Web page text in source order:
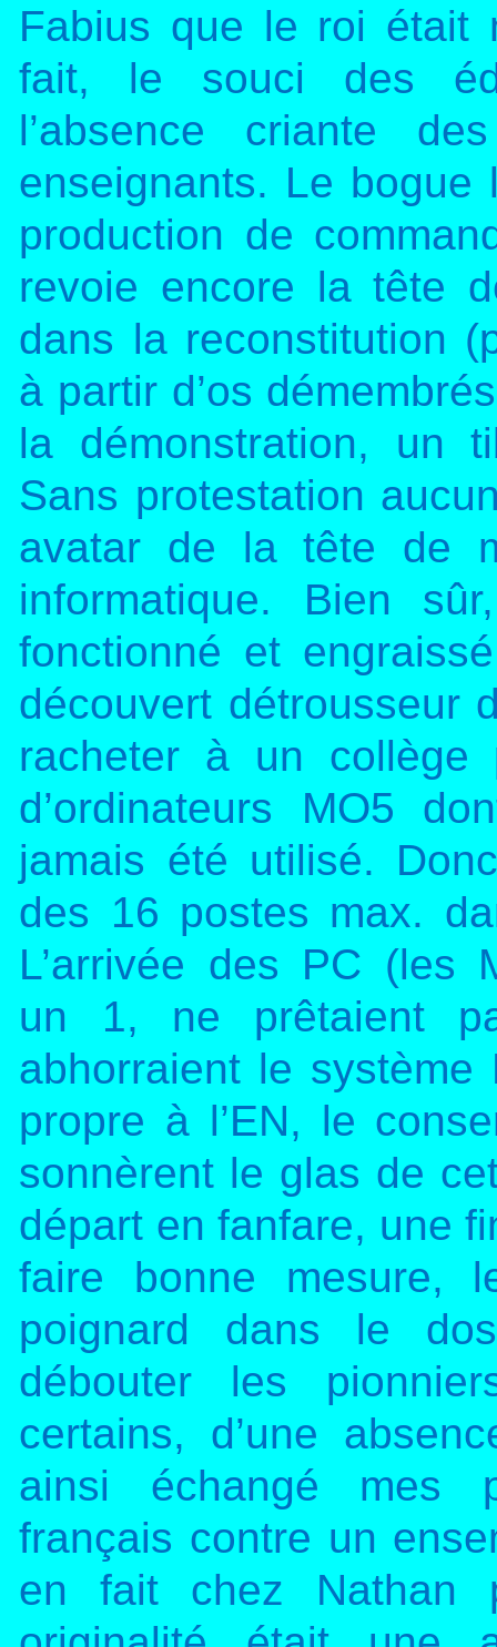
Fabius que le roi était
fait, le souci des
l’absence criante
enseignants. Le bogue
production de
revoie encore la tête
dans la reconstitution
à partir d’os
la démonstration, un
Sans protestation
avatar de la tête de
informatique. Bien
fonctionné et
découvert détrousseur
racheter à un collège
d’ordinateurs MO5
jamais été utilisé.
des 16 postes max.
L’arrivée des PC (les
un 1, ne prêtaient
abhorraient le système
propre à l’EN, le
sonnèrent le glas de
départ en fanfare, une
faire bonne mesure,
poignard dans le
débouter les
certains, d’une
ainsi échangé mes
français contre un
en fait chez Nathan